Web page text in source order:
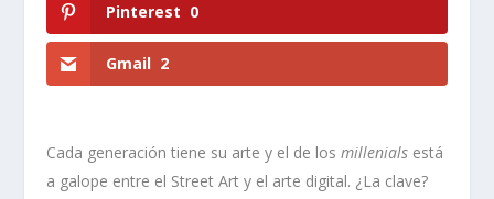
Pinterest 0
Gmail 2
Cada generación tiene su arte y el de losmillenials está
a galope entre el Street Art y el arte digital. ¿La clave?